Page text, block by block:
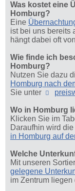
Was kostet eine
Homburg?
Eine
ist bei uns bereits
hängt dabei oft
Wie finde ich
Homburg?
Nutzen Sie dazu
Homburg nach
Sie unter
Wo in Homburg
Klicken Sie im
Daraufhin wird die
in Homburg auf
Welche
Mit unseren
gelegene
im Zentrum liegen